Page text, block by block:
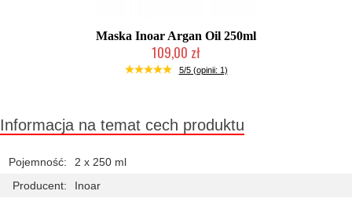
Maska Inoar Argan Oil 250ml
109,00 zł
Mała ilość (wysyłka w 24h)
5/5 (opinii: 1)
Informacja na temat cech produktu
Pojemność:
2 x 250 ml
Producent:
Inoar